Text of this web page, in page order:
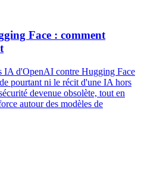
Face : comment
IA d'OpenAI contre Hugging Face
pourtant ni le récit d'une IA hors
devenue obsolète, tout en
autour des modèles de